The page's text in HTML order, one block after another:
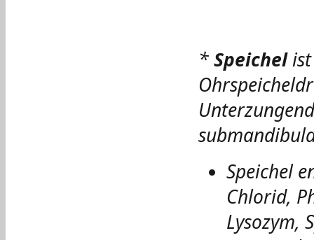
*Speichelist
Speichel
Chlorid,
Lysozym,